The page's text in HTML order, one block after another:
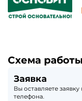
Схема работы
Заявка
Вы оставляете
телефона.